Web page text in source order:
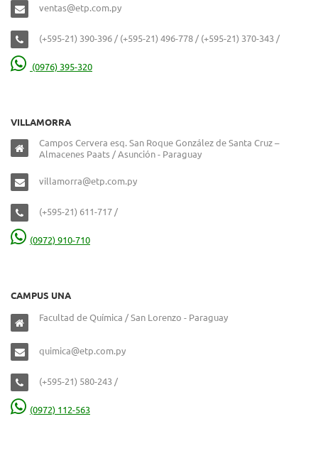
ventas@etp.com.py
(+595-21) 390-396 / (+595-21) 496-778 / (+595-21) 370-343 /
(0976) 395-320
VILLAMORRA
Campos Cervera esq. San Roque González de Santa Cruz –
Almacenes Paats / Asunción - Paraguay
villamorra@etp.com.py
(+595-21) 611-717 /
(0972) 910-710
CAMPUS UNA
Facultad de Química / San Lorenzo - Paraguay
quimica@etp.com.py
(+595-21) 580-243 /
(0972) 112-563